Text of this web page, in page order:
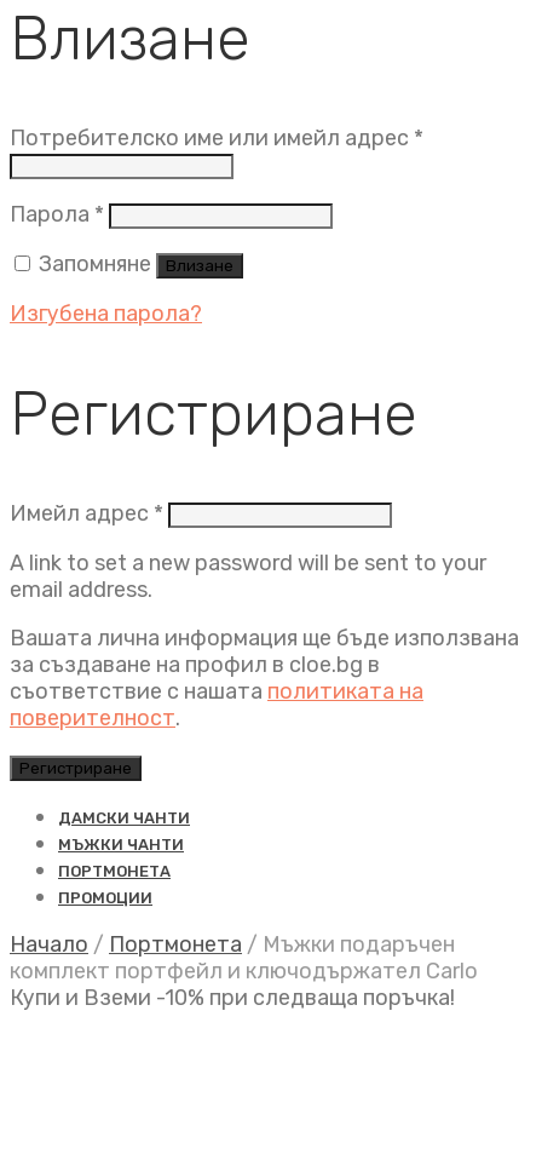
Влизане
Потребителско име или имейл адрес *
Парола * Задължително
Запомняне
Влизане
Изгубена парола?
Регистриране
Имейл адрес * Задължително
A link to set a new password will be sent to your
email address.
Вашата лична информация ще бъде използвана
за създаване на профил в cloe.bg в
съответствие с нашата политиката на
поверителност.
Регистриране
ДАМСКИ ЧАНТИ
МЪЖКИ ЧАНТИ
ПОРТМОНЕТА
ПРОМОЦИИ
Начало / Портмонета / Мъжки подаръчен
комплект портфейл и ключодържател Carlo
Купи и Вземи -10% при следваща поръчка!